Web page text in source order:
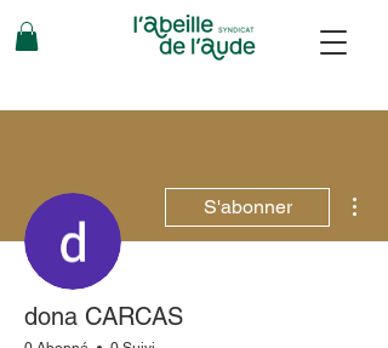
S'abonner
dona CARCAS